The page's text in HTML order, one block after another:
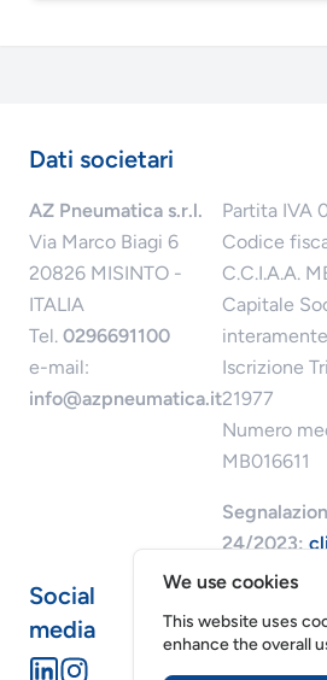
Dati societari
AZ Pneumatica s.r.l.
Via Marco Biagi 6
20826 MISINTO -
ITALIA
Tel. 0296691100
e-mail:
info@azpneumatica.it
Partita IVA
Codice
C.C.I.A.A.
Capitale
Iscrizione
21977
Numero
MB016611
24/2023:
Social
media
We use cookies
This website uses
enhance the overall